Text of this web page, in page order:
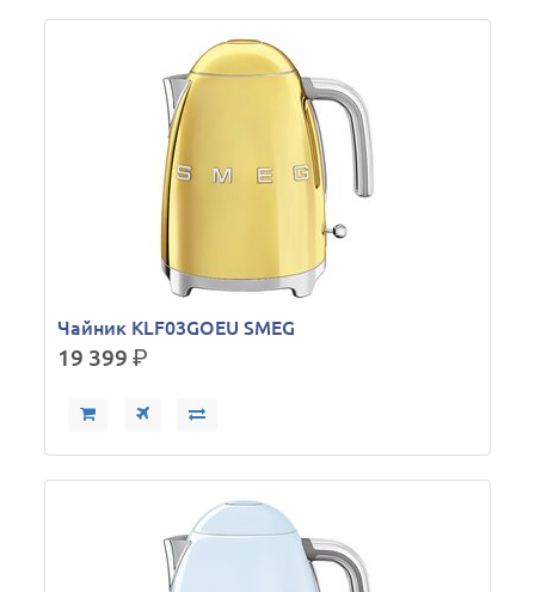
Чайник KLF03GOEU SMEG
19 399р.